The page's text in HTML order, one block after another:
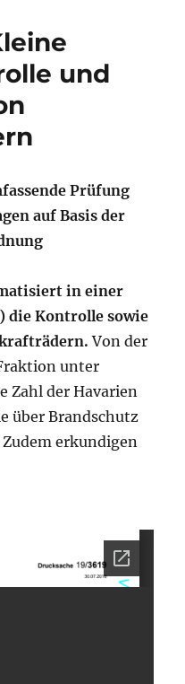
und
Prüfung
auf Basis der
in einer
die Kontrolle sowie
Von der
unter
Zahl der Havarien
über Brandschutz
erkundigen